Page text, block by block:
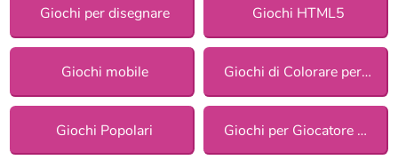
Giochi per disegnare Giochi HTML5
Giochi mobile Giochi di Colorare per ragazze
Giochi Popolari Giochi per Giocatore Singolo